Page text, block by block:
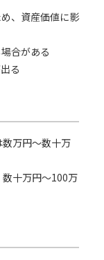
、資産価値に影
合がある
る
万円〜数十万
十万円〜100万